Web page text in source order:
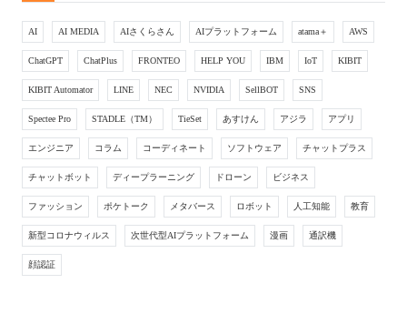
AI AI MEDIA AIさくらさん AIプラットフォーム atama＋ AWS
ChatGPT ChatPlus FRONTEO HELP YOU IBM IoT KIBIT
KIBIT Automator LINE NEC NVIDIA SellBOT SNS
Spectee Pro STADLE（TM） TieSet あすけん アジラ アプリ
エンジニア コラム コーディネート ソフトウェア チャットプラス
チャットボット ディープラーニング ドローン ビジネス
ファッション ポケトーク メタバース ロボット 人工知能 教育
新型コロナウィルス 次世代型AIプラットフォーム 漫画 通訳機
顔認証